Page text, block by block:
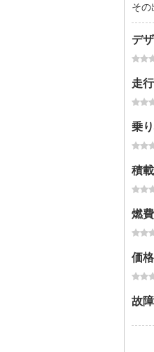
その
デ
走
乗
積
燃費
価格
故